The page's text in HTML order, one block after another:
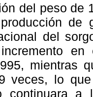
del peso de
de
del
mientras
veces, lo
continuara